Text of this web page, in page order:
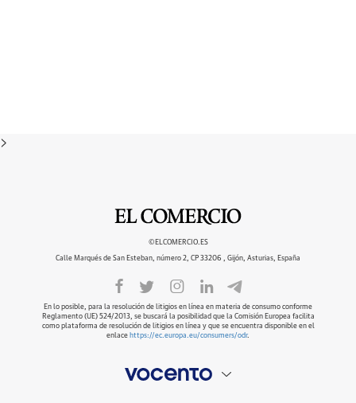
>
©ELCOMERCIO.ES
Calle Marqués de San Esteban, número 2, CP 33206 , Gijón, Asturias, España
En lo posible, para la resolución de litigios en línea en materia de consumo conforme
Reglamento (UE) 524/2013, se buscará la posibilidad que la Comisión Europea facilita
como plataforma de resolución de litigios en línea y que se encuentra disponible en el
enlace https://ec.europa.eu/consumers/odr.